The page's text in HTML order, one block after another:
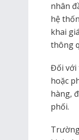
nhân
hệ
khai
thông
Đối với
hoặc
hàng,
phối.